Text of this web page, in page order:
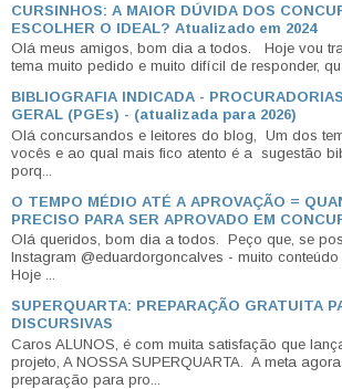
CURSINHOS: A MAIOR DÚVIDA DOS
ESCOLHER O IDEAL? Atualizado em 2024
Olá meus amigos, bom dia a todos. Hoje vou
tema muito pedido e muito difícil de responder,
BIBLIOGRAFIA INDICADA -
GERAL (PGEs) - (atualizada para 2026)
Olá concursandos e leitores do blog, Um dos
vocês e ao qual mais fico atento é a sugestão
porq...
O TEMPO MÉDIO ATÉ A APROVAÇÃO =
PRECISO PARA SER APROVADO EM
Olá queridos, bom dia a todos. Peço que, se
Instagram @eduardorgoncalves - muito
Hoje ...
SUPERQUARTA: PREPARAÇÃO GRATUITA
DISCURSIVAS
Caros ALUNOS, é com muita satisfação que
projeto, A NOSSA SUPERQUARTA. A meta
preparação para pro...